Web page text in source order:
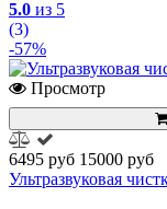
5.0 из 5
(3)
-57%
Просмотр
6495 руб 15000 руб
Ультразвуковая